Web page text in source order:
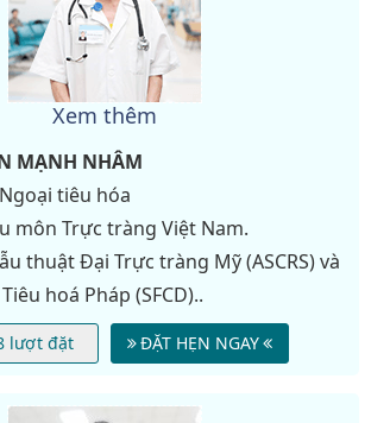
Xem thêm
MẠNH NHÂM
Ngoại tiêu hóa
môn Trực tràng Việt Nam.
thuật Đại Trực tràng Mỹ (ASCRS) và
hoá Pháp (SFCD)..
lượt đặt ĐẶT HẸN NGAY